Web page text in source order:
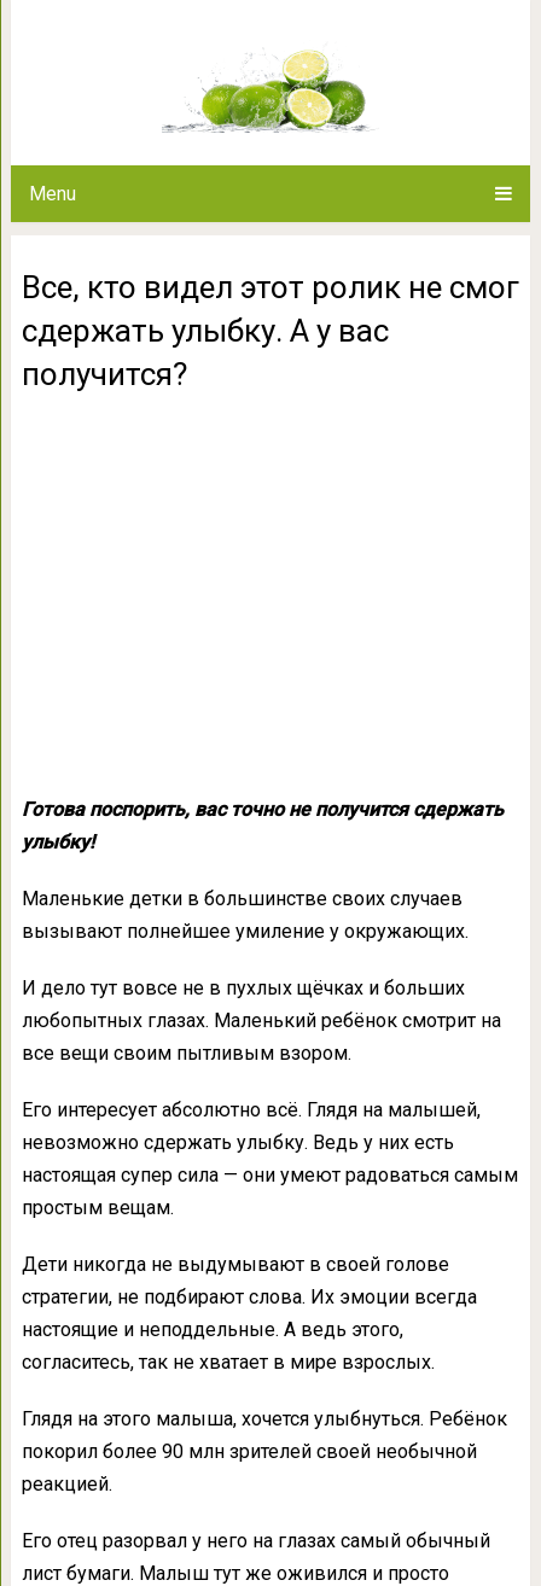
Menu
Все, кто видел этот ролик не смог
сдержать улыбку. А у вас
получится?
Готова поспорить, вас точно не получится сдержать
улыбку!
Маленькие детки в большинстве своих случаев
вызывают полнейшее умиление у окружающих.
И дело тут вовсе не в пухлых щёчках и больших
любопытных глазах. Маленький ребёнок смотрит на
все вещи своим пытливым взором.
Его интересует абсолютно всё. Глядя на малышей,
невозможно сдержать улыбку. Ведь у них есть
настоящая супер сила — они умеют радоваться самым
простым вещам.
Дети никогда не выдумывают в своей голове
стратегии, не подбирают слова. Их эмоции всегда
настоящие и неподдельные. А ведь этого,
согласитесь, так не хватает в мире взрослых.
Глядя на этого малыша, хочется улыбнуться. Ребёнок
покорил более 90 млн зрителей своей необычной
реакцией.
Его отец разорвал у него на глазах самый обычный
лист бумаги. Малыш тут же оживился и просто